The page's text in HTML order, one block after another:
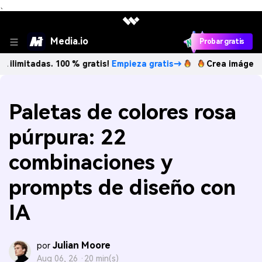
、
Media.io Probar gratis
100 % gratis!Empieza gratis→ Crea imágenes IA
Paletas de colores rosa
púrpura: 22
combinaciones y
prompts de diseño con
IA
por Julian Moore
Aug 06, 26 · 20 min(s)